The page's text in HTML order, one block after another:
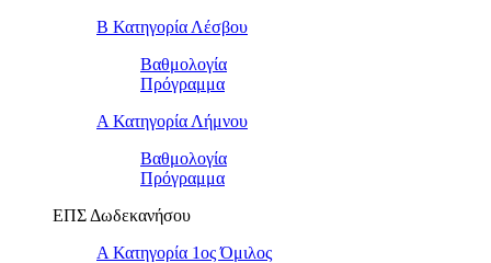
B Κατηγορία Λέσβου
Βαθμολογία
Πρόγραμμα
Α Κατηγορία Λήμνου
Βαθμολογία
Πρόγραμμα
ΕΠΣ Δωδεκανήσου
Α Κατηγορία 1ος Όμιλος